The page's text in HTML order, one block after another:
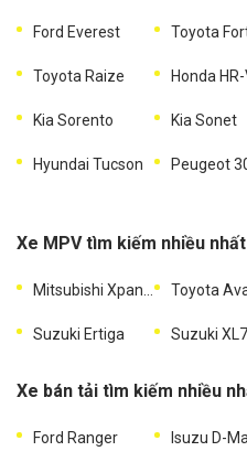
Ford Everest Toyota
Toyota Raize Honda
Kia Sorento Kia Sonet
Hyundai Tucson Peugeot
Xe MPV tìm kiếm nhiều nhất
Toyota
Suzuki Ertiga Suzuki XL7
Xe bán tải tìm kiếm nhiều
Ford Ranger Isuzu D-